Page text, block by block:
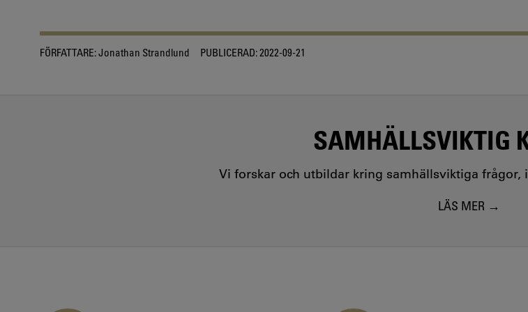
FÖRFATTARE:Jonathan Strandlund PUBLICERAD:2022-09-21
SAMHÄLLSVIKTIG
Vi forskar och utbildar kring samhällsviktiga frågor,
LÄS MER